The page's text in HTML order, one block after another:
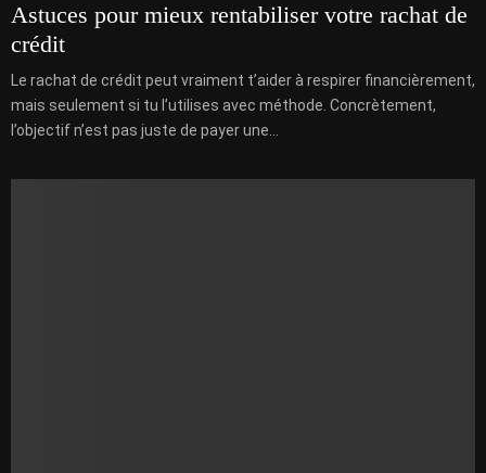
Astuces pour mieux rentabiliser votre rachat de
crédit
Le rachat de crédit peut vraiment t’aider à respirer financièrement,
mais seulement si tu l’utilises avec méthode. Concrètement,
l’objectif n’est pas juste de payer une...